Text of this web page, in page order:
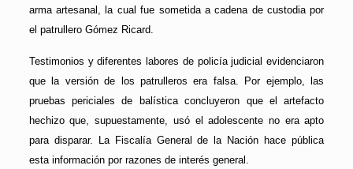
arma artesanal, la cual fue sometida a cadena de custodia por
el patrullero Gómez Ricard.
Testimonios y diferentes labores de policía judicial evidenciaron
que la versión de los patrulleros era falsa. Por ejemplo, las
pruebas periciales de balística concluyeron que el artefacto
hechizo que, supuestamente, usó el adolescente no era apto
para disparar. La Fiscalía General de la Nación hace pública
esta información por razones de interés general.